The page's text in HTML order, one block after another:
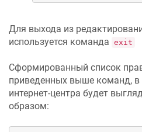
Для выхода из
используется команда exit
Сформированный список
приведенных выше команд, в
интернет-центра будет
образом: